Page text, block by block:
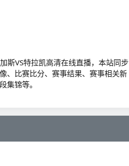
斯VS特拉凯高清在线直播，本站同步
、比赛比分、赛事结果、赛事相关新
集锦等。